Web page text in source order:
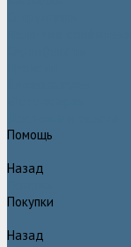
Помощь
Назад
Покупки
Назад